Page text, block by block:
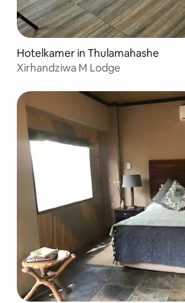
Hotelkamer in Thulamahashe
Xirhandziwa M Lodge